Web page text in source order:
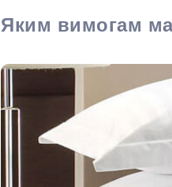
Яким вимогам